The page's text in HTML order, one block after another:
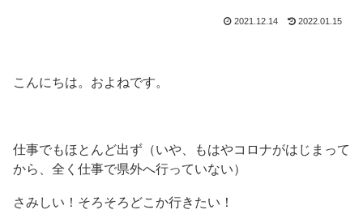
2021.12.14 2022.01.15
こんにちは。およねです。
仕事でもほとんど出ず（いや、もはやコロナがはじまって
から、全く仕事で県外へ行っていない）
さみしい！そろそろどこか行きたい！